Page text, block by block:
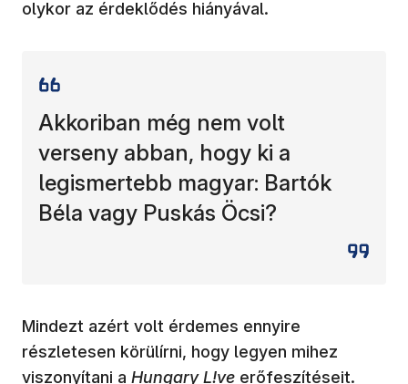
olykor az érdeklődés hiányával.
Akkoriban még nem volt
verseny abban, hogy ki a
legismertebb magyar: Bartók
Béla vagy Puskás Öcsi?
Mindezt azért volt érdemes ennyire
részletesen körülírni, hogy legyen mihez
viszonyítani a Hungary L!ve erőfeszítéseit.